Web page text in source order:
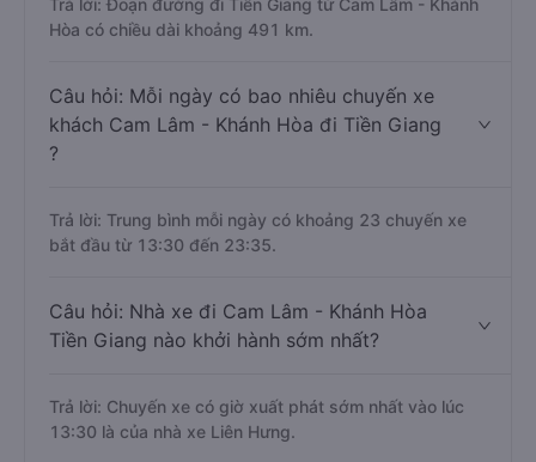
Trả lời: Đoạn đường đi Tiền Giang từ Cam Lâm - Khánh
Hòa có chiều dài khoảng 491 km.
Câu hỏi: Mỗi ngày có bao nhiêu chuyến xe
khách Cam Lâm - Khánh Hòa đi Tiền Giang
?
Trả lời: Trung bình mỗi ngày có khoảng 23 chuyến xe
bắt đầu từ 13:30 đến 23:35.
Câu hỏi: Nhà xe đi Cam Lâm - Khánh Hòa
Tiền Giang nào khởi hành sớm nhất?
Trả lời: Chuyến xe có giờ xuất phát sớm nhất vào lúc
13:30 là của nhà xe Liên Hưng.